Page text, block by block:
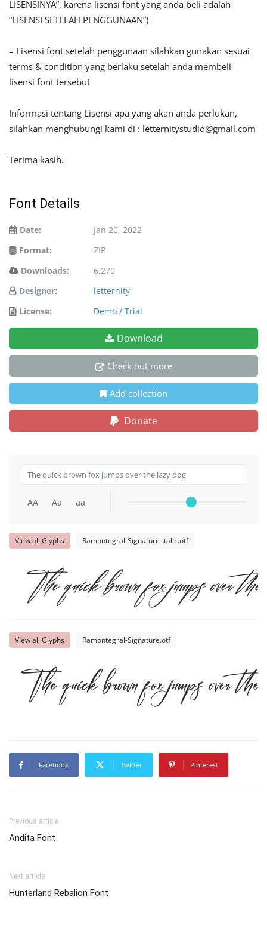
LISENSINYA”, karena lisensi font yang anda beli adalah
“LISENSI SETELAH PENGGUNAAN”)
– Lisensi font setelah penggunaan silahkan gunakan sesuai
terms & condition yang berlaku setelah anda membeli
lisensi font tersebut
Informasi tentang Lisensi apa yang akan anda perlukan,
silahkan menghubungi kami di : letternitystudio@gmail.com
Terima kasih.
Font Details
Date:
Jan 20, 2022
Format:
ZIP
Downloads:
6,270
Designer:
letternity
License:
Demo / Trial
Download
Check out more
Add collection
Donate
AA Aa aa
View all Glyphs Ramontegral-Signature-Italic.otf
The quick brown fox jumps over the
View all Glyphs Ramontegral-Signature.otf
The quick brown fox jumps over the
Facebook Twitter Pinterest
Previous article
Andita Font
Next article
Hunterland Rebalion Font